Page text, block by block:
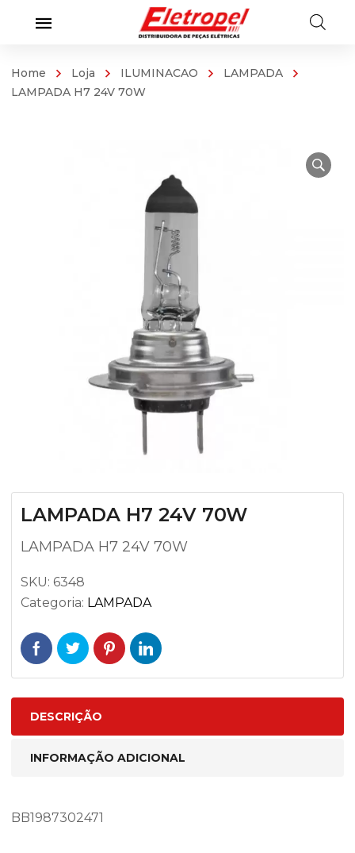
Home Loja ILUMINACAO
LAMPADA
LAMPADA H7 24V 70W
LAMPADA H7 24V 70W
LAMPADA H7 24V 70W
SKU: 6348
Categoria: LAMPADA
DESCRIÇÃO
INFORMAÇÃO ADICIONAL
BB1987302471